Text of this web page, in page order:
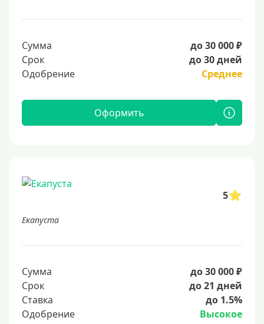
Сумма
до 30 000 ₽
Срок
до 30 дней
Одобрение
Среднее
Оформить
5
Екапуста
Сумма
до 30 000 ₽
Срок
до 21 дней
Ставка
до 1.5%
Одобрение
Высокое